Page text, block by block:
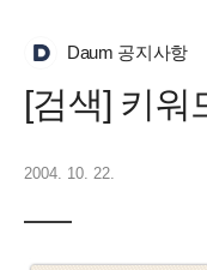
Daum 공지사항
[검색] 키워
2004. 10. 22.